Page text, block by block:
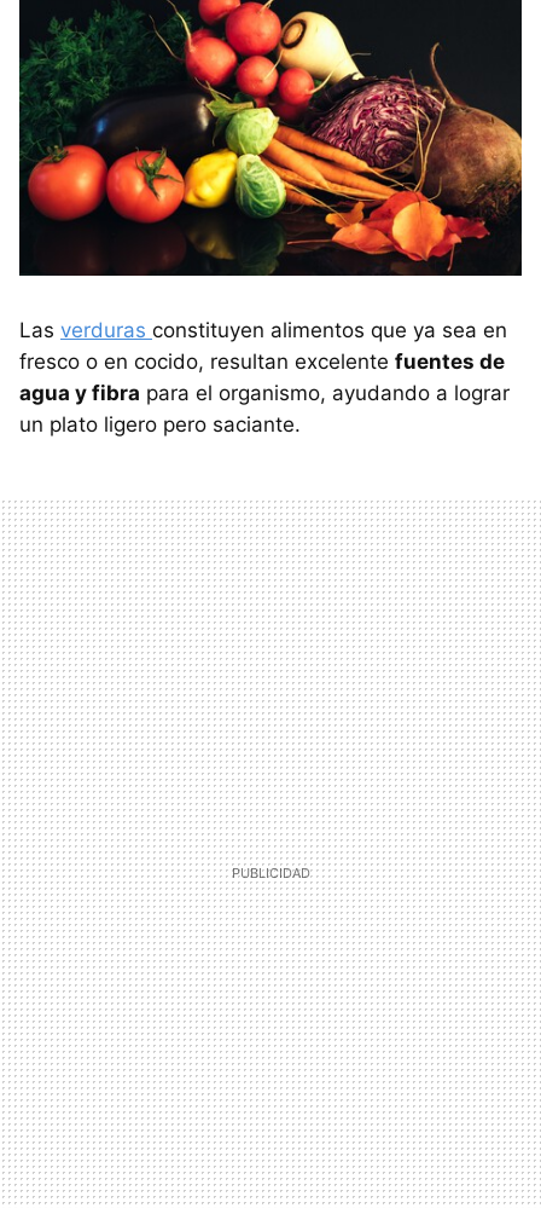
Las verduras constituyen alimentos que ya sea en
fresco o en cocido, resultan excelente fuentes de
agua y fibra para el organismo, ayudando a lograr
un plato ligero pero saciante.